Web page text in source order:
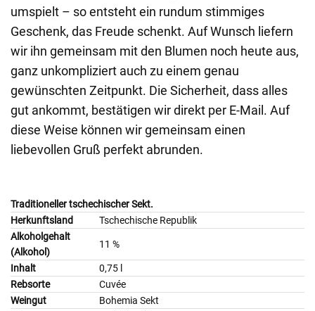
umspielt – so entsteht ein rundum stimmiges
Geschenk, das Freude schenkt. Auf Wunsch liefern
wir ihn gemeinsam mit den Blumen noch heute aus,
ganz unkompliziert auch zu einem genau
gewünschten Zeitpunkt. Die Sicherheit, dass alles
gut ankommt, bestätigen wir direkt per E-Mail. Auf
diese Weise können wir gemeinsam einen
liebevollen Gruß perfekt abrunden.
Traditioneller tschechischer Sekt.
Herkunftsland
Tschechische Republik
Alkoholgehalt
(Alkohol)
11 %
Inhalt
0,75 l
Rebsorte
Cuvée
Weingut
Bohemia Sekt